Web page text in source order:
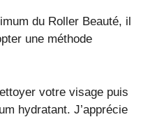
du Roller Beauté, il
une méthode
votre visage puis
hydratant. J’apprécie